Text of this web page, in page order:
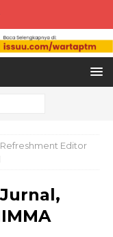
Refreshment Editor